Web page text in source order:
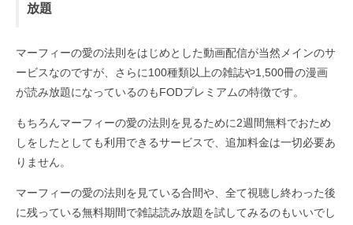
放題
マーフィーの愛の法則をはじめとした動画配信が当然メインのサ
ービスなのですが、さらに100種類以上の雑誌や1,500冊の漫画
が読み放題になっているのもFODプレミアムの特徴です。
もちろんマーフィーの愛の法則を見るために2週間無料でおため
しをしたとしても利用できるサービスで、追加料金は一切必要あ
りません。
マーフィーの愛の法則を見ている合間や、全て視聴し終わった後
に残っている無料期間で雑誌読み放題を試してみるのもいいでし